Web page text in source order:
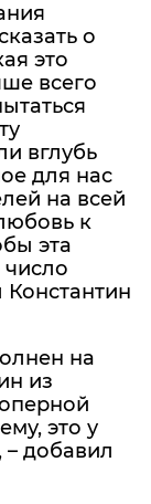
о
это
всего
вглубь
для нас
на всей
к
эта
Константин
на
из
это у
– добавил